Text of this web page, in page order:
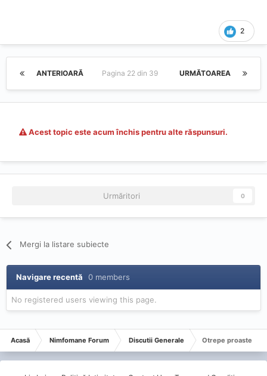
2
ANTERIOARĂ URMĂTOAREA
Pagina 22 din 39
Acest topic este acum închis pentru alte răspunsuri.
Urmăritori 0
Mergi la listare subiecte
Navigare recentă 0 members
No registered users viewing this page.
Acasă Nimfomane Forum Discutii Generale Otrepe proaste